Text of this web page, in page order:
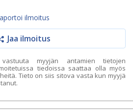
ilmoitus
Jaa ilmoitus
myyjän antamien tietojen
tiedoissa saattaa olla myös
Tieto on siis sitova vasta kun myyjä